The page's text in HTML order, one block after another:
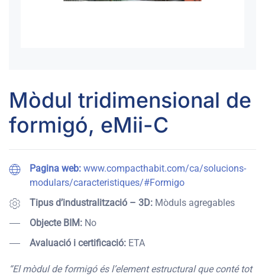
Mòdul tridimensional de
formigó, eMii-C
Pagina web: www.compacthabit.com/ca/solucions-
modulars/caracteristiques/#Formigo
Tipus d’industralització – 3D: Mòduls agregables
Objecte BIM: No
Avaluació i certificació: ETA
“El mòdul de formigó és l’element estructural que conté tot